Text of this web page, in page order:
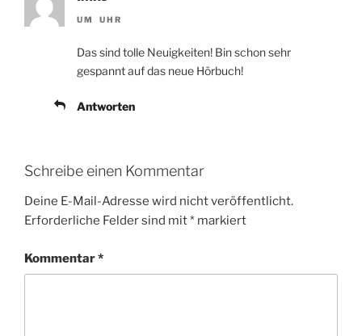
UM UHR
Das sind tolle Neuigkeiten! Bin schon sehr
gespannt auf das neue Hörbuch!
Antworten
Schreibe einen Kommentar
Deine E-Mail-Adresse wird nicht veröffentlicht.
Erforderliche Felder sind mit* markiert
Kommentar*